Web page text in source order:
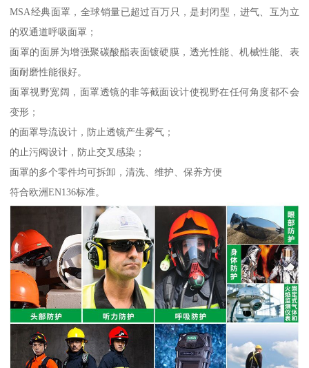
MSA经典面罩，全球销量已超过百万只，是封闭型，进气、互为立
的双通道呼吸面罩；
面罩的面屏为增强聚碳酸酯表面镀硬膜，透光性能、机械性能、表
面耐磨性能很好。
面罩视野宽阔，面罩透镜的非等截面设计使视野在任何角度都不会
变形；
的面罩导流设计，防止透镜产生雾气；
的止污阀设计，防止交叉感染；
面罩的多个零件均可拆卸，清洗、维护、保养方便
符合欧洲EN136标准。